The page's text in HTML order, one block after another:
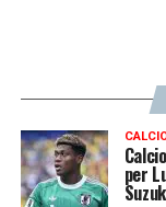
per